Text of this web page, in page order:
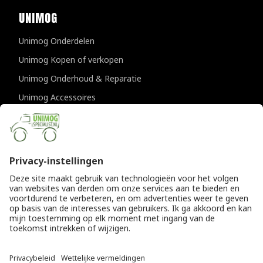
UNIMOG
Unimog Onderdelen
Unimog Kopen of verkopen
Unimog Onderhoud & Reparatie
Unimog Accessoires
Unimog APK-keuringen
CONTACTGEGEVENS
Unimogspecialist
5334 JK Velddriel
T0418 632073
Einfo@unimogspecialist.nl